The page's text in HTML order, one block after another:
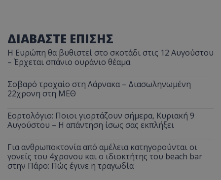
ΔΙΑΒΑΣΤΕ ΕΠΙΣΗΣ
Η Ευρώπη θα βυθιστεί στο σκοτάδι στις 12 Αυγούστου
– Έρχεται σπάνιο ουράνιο θέαμα
Σοβαρό τροχαίο στη Λάρνακα – Διασωληνωμένη
22χρονη στη ΜΕΘ
Εορτολόγιο: Ποιοι γιορτάζουν σήμερα, Κυριακή 9
Αυγούστου – Η απάντηση ίσως σας εκπλήξει
Για ανθρωποκτονία από αμέλεια κατηγορούνται οι
γονείς του 4χρονου και ο ιδιοκτήτης του beach bar
στην Πάρο: Πώς έγινε η τραγωδία